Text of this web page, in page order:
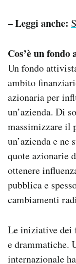
– Leggi anche:
Cos’è un
Un fondo
ambito
azionaria per
un’azienda. Di
massimizzare il
un’azienda e
quote azionarie
ottenere
pubblica e
cambiamenti
Le iniziative dei
e drammatiche.
internazionale